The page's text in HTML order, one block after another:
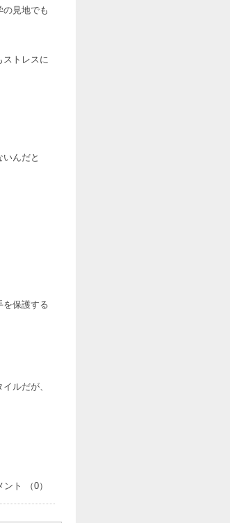
見地でも
ストレスに
んだと
を保護する
ルだが、
ント （0）